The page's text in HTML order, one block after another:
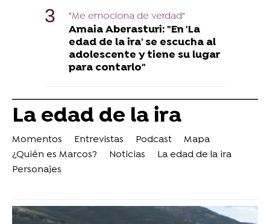
"Me emociona de verdad"
Amaia Aberasturi: "En 'La
edad de la ira' se escucha al
adolescente y tiene su lugar
para contarlo"
La edad de la ira
Momentos Entrevistas Podcast
Mapa
¿Quién es Marcos?
Noticias
La edad de la ira
Personajes